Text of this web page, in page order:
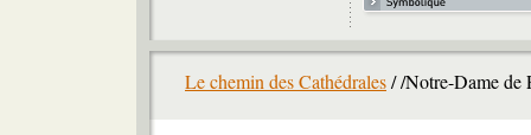
Le chemin des Cathédrales/ /Notre-Dame de